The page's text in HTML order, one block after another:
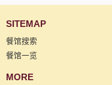
SITEMAP
餐馆搜索
餐馆一览
MORE